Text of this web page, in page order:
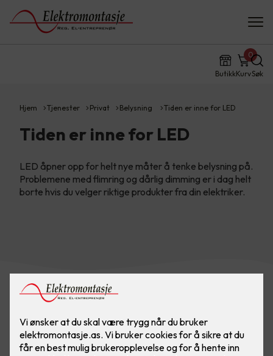
ButikkKurv
0
Søk
Hjem Tjenester Privat Belysning Tiden er inne for LED
Tiden er inne for LED
LED åpner opp for helt nye måter å tenke belysning på.
Problemene med flimring og dårlig dimming er i dag helt
borte hvis du velger riktige produkter fra din elektriker.